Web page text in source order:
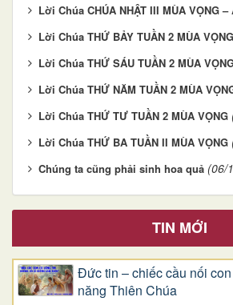
Lời Chúa CHÚA NHẬT III MÙA VỌNG –
Lời Chúa THỨ BẢY TUẦN 2 MÙA VỌNG
Lời Chúa THỨ SÁU TUẦN 2 MÙA
Lời Chúa THỨ NĂM TUẦN 2 MÙA
Lời Chúa THỨ TƯ TUẦN 2 MÙA VỌNG
Lời Chúa THỨ BA TUẦN II MÙA VỌNG
Chúng ta cũng phải sinh hoa quả (06/
TIN MỚI
Đức tin – chiếc cầu nối
năng Thiên Chúa